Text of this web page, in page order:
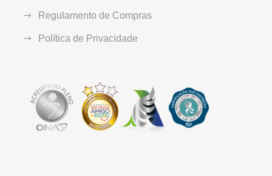
Regulamento de Compras
Política de Privacidade